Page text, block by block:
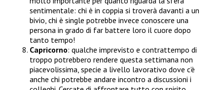
sentimentale: chi è in coppia si troverà davanti a un
bivio, chi è single potrebbe invece conoscere una
persona in grado di far battere loro il cuore dopo
tanto tempo!
Capricorno: qualche imprevisto e contrattempo di
troppo potrebbero rendere questa settimana non
piacevolissima, specie a livello lavorativo dove c’è
anche chi potrebbe andare incontro a discussioni i